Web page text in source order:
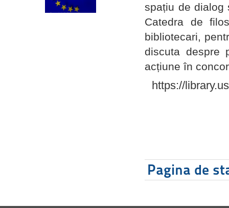
spațiu de dialog
Catedra de
bibliotecari,
discuta despre
acțiune în
https://
Pagina de